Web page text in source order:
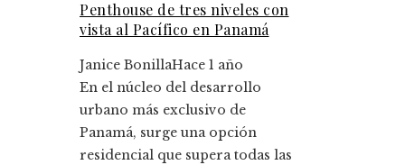
Penthouse de tres niveles con
vista al Pacífico en Panamá
Janice BonillaHace 1 año
En el núcleo del desarrollo
urbano más exclusivo de
Panamá, surge una opción
residencial que supera todas las